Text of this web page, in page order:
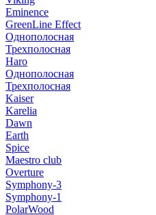
Eminence
GreenLine Effect
Однополосная
Трехполосная
Haro
Однополосная
Трехполосная
Kaiser
Karelia
Dawn
Earth
Spice
Maestro club
Overture
Symphony-3
Symphony-1
PolarWood